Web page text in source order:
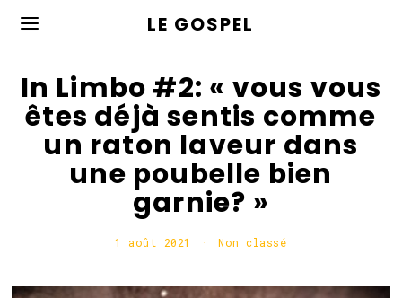
LE GOSPEL
In Limbo #2: « vous vous
êtes déjà sentis comme
un raton laveur dans
une poubelle bien
garnie? »
1 août 2021
û
Non classé